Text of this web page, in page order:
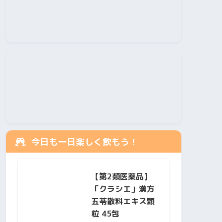
今日も一日楽しく飲もう！
【第2類医薬品】
「クラシエ」漢方
五苓散料エキス顆
粒 45包